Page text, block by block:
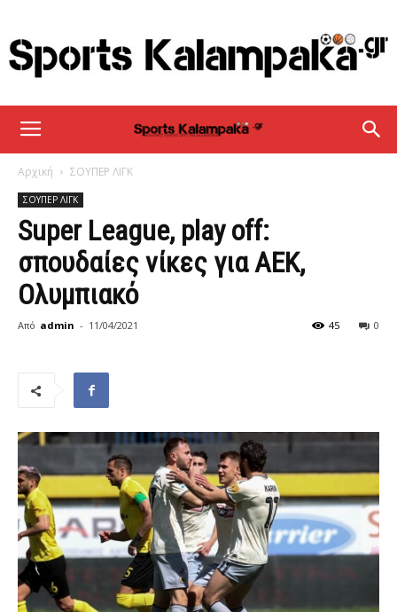
sportskalampaka
Αρχική ΣΟΥΠΕΡ ΛΙΓΚ
ΣΟΥΠΕΡ ΛΙΓΚ
Super League, play off:
σπουδαίες νίκες για ΑΕΚ,
Ολυμπιακό
Από admin - 11/04/2021 0
45